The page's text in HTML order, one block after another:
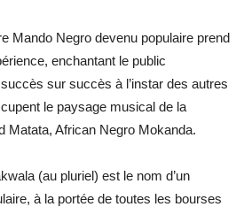
Mando Negro devenu populaire prend
enchantant le public
sur succès à l’instar des autres
le paysage musical de la
Matata, African Negro Mokanda.
(au pluriel) est le nom d’un
à la portée de toutes les bourses